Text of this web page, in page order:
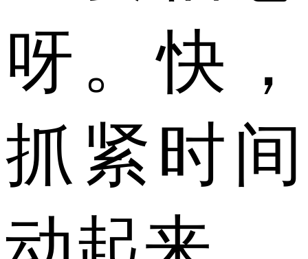
呀。快，
抓紧时间